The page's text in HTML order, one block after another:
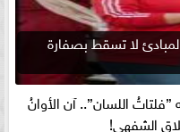
لا تسقط بصفارة
اللسان”.. آن الأوانُ
الشفهي!